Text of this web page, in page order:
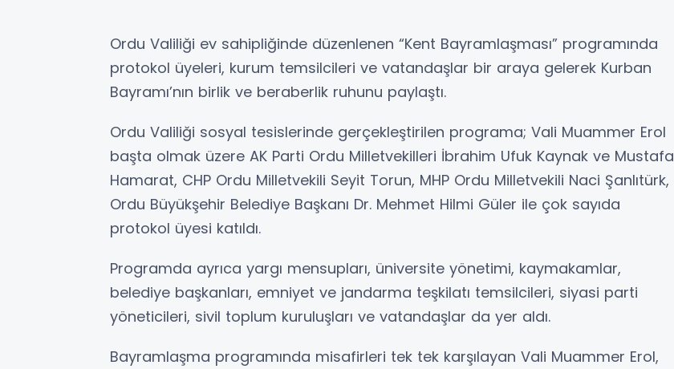
Ordu Valiliği ev sahipliğinde düzenlenen “Kent Bayramlaşması” programında
protokol üyeleri, kurum temsilcileri ve vatandaşlar bir araya gelerek Kurban
Bayramı’nın birlik ve beraberlik ruhunu paylaştı.
Ordu Valiliği sosyal tesislerinde gerçekleştirilen programa; Vali Muammer Erol
başta olmak üzere AK Parti Ordu Milletvekilleri İbrahim Ufuk Kaynak ve Mustafa
Hamarat, CHP Ordu Milletvekili Seyit Torun, MHP Ordu Milletvekili Naci Şanlıtürk,
Ordu Büyükşehir Belediye Başkanı Dr. Mehmet Hilmi Güler ile çok sayıda
protokol üyesi katıldı.
Programda ayrıca yargı mensupları, üniversite yönetimi, kaymakamlar,
belediye başkanları, emniyet ve jandarma teşkilatı temsilcileri, siyasi parti
yöneticileri, sivil toplum kuruluşları ve vatandaşlar da yer aldı.
Bayramlaşma programında misafirleri tek tek karşılayan Vali Muammer Erol,